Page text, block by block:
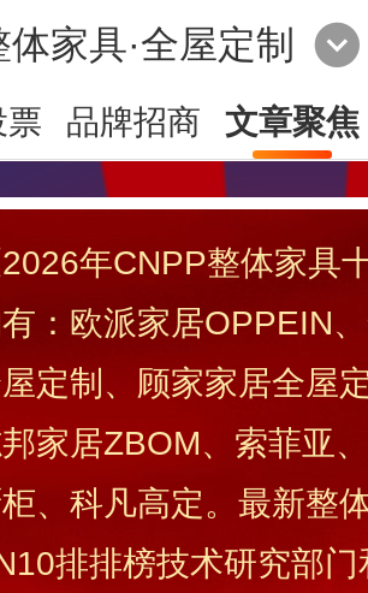
体家具·全屋定制
票 品牌招商 文章聚焦
年CNPP整体家具
：欧派家居OPPEIN
定制、顾家家居全屋
家居ZBOM、索菲亚
、科凡高定。最新整
排排榜技术研究部